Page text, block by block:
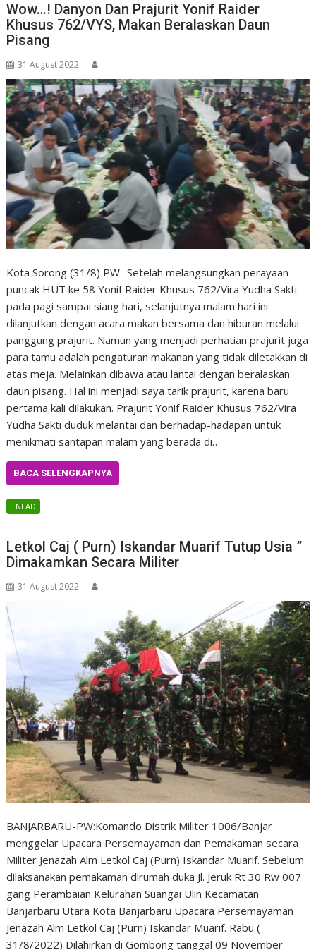
Wow…! Danyon Dan Prajurit Yonif Raider
Khusus 762/VYS, Makan Beralaskan Daun
Pisang
31 August 2022
Kota Sorong (31/8) PW- Setelah melangsungkan perayaan
puncak HUT ke 58 Yonif Raider Khusus 762/Vira Yudha Sakti
pada pagi sampai siang hari, selanjutnya malam hari ini
dilanjutkan dengan acara makan bersama dan hiburan melalui
panggung prajurit. Namun yang menjadi perhatian prajurit juga
para tamu adalah pengaturan makanan yang tidak diletakkan di
atas meja. Melainkan dibawa atau lantai dengan beralaskan
daun pisang. Hal ini menjadi saya tarik prajurit, karena baru
pertama kali dilakukan. Prajurit Yonif Raider Khusus 762/Vira
Yudha Sakti duduk melantai dan berhadap-hadapan untuk
menikmati santapan malam yang berada di…
BACA SELENGKAPNYA
TNI AD
Letkol Caj ( Purn) Iskandar Muarif Tutup Usia ”
Dimakamkan Secara Militer
31 August 2022
BANJARBARU-PW:Komando Distrik Militer 1006/Banjar
menggelar Upacara Persemayaman dan Pemakaman secara
Militer Jenazah Alm Letkol Caj (Purn) Iskandar Muarif. Sebelum
dilaksanakan pemakaman dirumah duka Jl. Jeruk Rt 30 Rw 007
gang Perambaian Kelurahan Suangai Ulin Kecamatan
Banjarbaru Utara Kota Banjarbaru Upacara Persemayaman
Jenazah Alm Letkol Caj (Purn) Iskandar Muarif. Rabu (
31/8/2022) Dilahirkan di Gombong tanggal 09 November